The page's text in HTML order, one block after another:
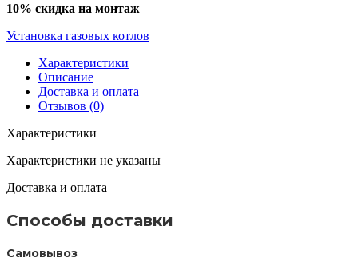
10% скидка на монтаж
Установка газовых котлов
Характеристики
Описание
Доставка и оплата
Отзывов (0)
Характеристики
Характеристики не указаны
Доставка и оплата
Способы доставки
Самовывоз